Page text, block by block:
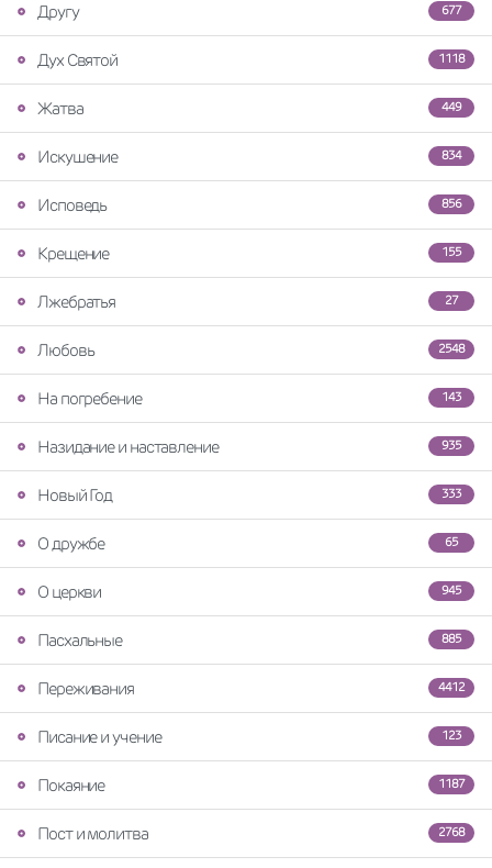
677
Другу
1118
Дух Святой
449
Жатва
834
Искушение
856
Исповедь
155
Крещение
27
Лжебратья
2548
Любовь
143
На погребение
935
Назидание и наставление
333
Новый Год
65
О дружбе
945
О церкви
885
Пасхальные
4412
Переживания
123
Писание и учение
1187
Покаяние
2768
Пост и молитва